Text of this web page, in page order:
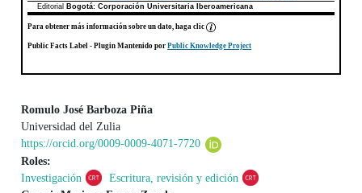
Editorial
Bogotá: Corporación Universitaria Iberoamericana
Para obtener más información sobre un dato, haga clic
Public Facts Label - Plugin Mantenido porPublic Knowledge Project
Contenido principal del artículo
Romulo José Barboza Piña
Universidad del Zulia
https://orcid.org/0009-0009-4071-7720
Roles:
Investigación
Escritura, revisión y edición